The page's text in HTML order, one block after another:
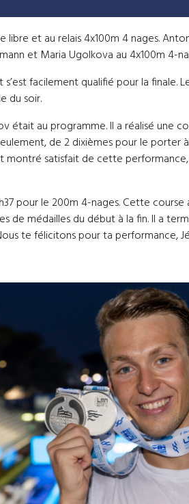
et au relais 4x100m 4 nages.
et Maria Ugolkova au 4x100m 4-
facilement qualifié pour la finale.
du soir.
était au programme. Il a réalisé une
de 2 dixièmes pour le porter
montré satisfait de cette
pour le 200m 4-nages. Cette
de médailles du début à la fin. Il a
te félicitons pour ta performance,